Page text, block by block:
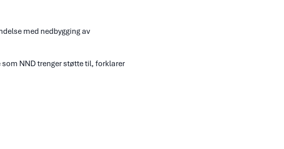
med nedbygging av
NND trenger støtte til, forklarer